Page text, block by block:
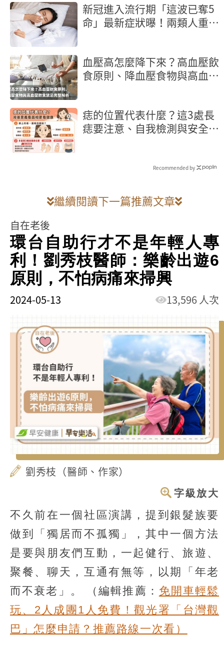
新冠進入流行期「這波已奪5
命」最新症狀曝！兩類人重症
血壓高怎麼降下來？高血壓飲
食原則、降血壓食物與高血壓
痣的位置代表什麼？這3處長
痣要注意、自我檢測與安全除
Recommended by
繼續閱讀下一篇推薦文章
自在老後
環台自助行才不是年輕人專
利！劉秀枝醫師：樂齡出遊6
原則，不怕病痛來掃興
2024-05-13 13,596 人次
劉秀枝（醫師、作家）
字級放大
不久前在一個社區演講，提到銀髮族要
做到「獨居而不孤獨」，其中一個方法
是要與朋友們互動，一起健行、旅遊、
聚餐、聊天，互通有無等，以期「年老
而不衰老」。
（編輯推薦： 免開車輕鬆
玩、2人成團1人免費！觀光署「台灣觀
巴」怎麼申請？推薦路線一次看）